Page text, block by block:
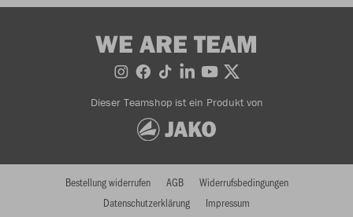
WE ARE TEAM
Dieser Teamshop ist ein Produkt von
Bestellung widerrufen AGB
Widerrufsbedingungen
Datenschutzerklärung
Impressum